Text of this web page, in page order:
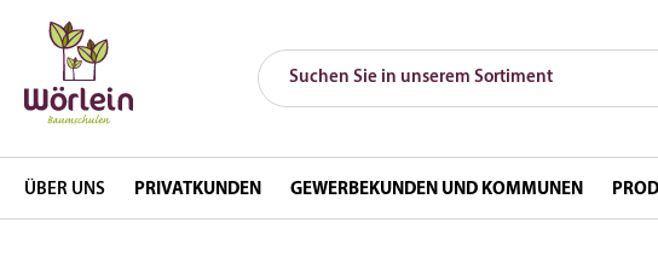
ÜBER UNS PRIVATKUNDEN GEWERBEKUNDEN UND KOMMUNEN